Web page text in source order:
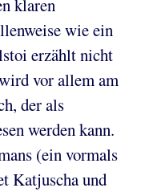
klaren
wie ein
erzählt nicht
vor allem am
der als
werden kann.
(ein vormals
Katjuscha und